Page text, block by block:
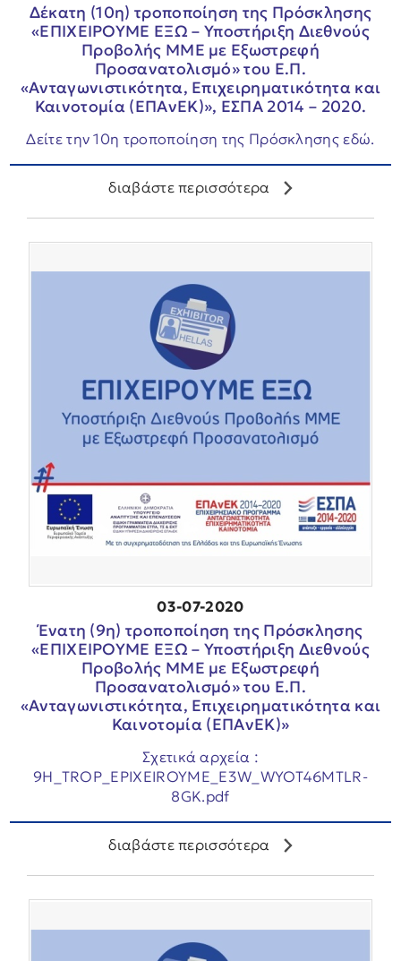
Δέκατη (10η) τροποποίηση της Πρόσκλησης
«ΕΠΙΧΕΙΡΟΥΜΕ ΕΞΩ – Υποστήριξη Διεθνούς
Προβολής ΜΜΕ με Εξωστρεφή
Προσανατολισμό» του Ε.Π.
«Ανταγωνιστικότητα, Επιχειρηματικότητα και
Καινοτομία (ΕΠΑνΕΚ)», ΕΣΠΑ 2014 – 2020.
Δείτε την 10η τροποποίηση της Πρόσκλησης εδώ.
διαβάστε περισσότερα
03-07-2020
Ένατη (9η) τροποποίηση της Πρόσκλησης
«ΕΠΙΧΕΙΡΟΥΜΕ ΕΞΩ – Υποστήριξη Διεθνούς
Προβολής ΜΜΕ με Εξωστρεφή
Προσανατολισμό» του Ε.Π.
«Ανταγωνιστικότητα, Επιχειρηματικότητα και
Καινοτομία (ΕΠΑνΕΚ)»
Σχετικά αρχεία :
9H_TROP_EPIXEIROYME_E3W_WYOT46MTLR-
8GK.pdf
διαβάστε περισσότερα